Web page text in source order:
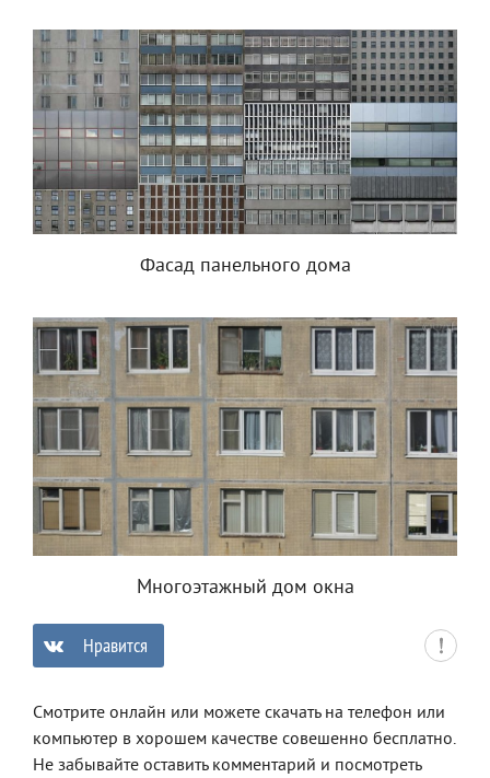
Фасад панельного дома
Многоэтажный дом окна
Нравится
Смотрите онлайн или можете скачать на телефон или
компьютер в хорошем качестве совешенно бесплатно.
Не забывайте оставить комментарий и посмотреть